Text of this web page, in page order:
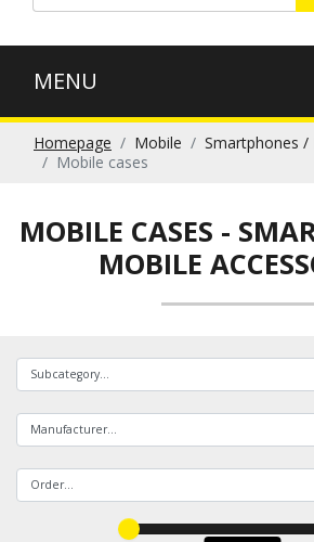
MENU
Homepage Mobile
Smartphones /
Mobile cases
MOBILE CASES -
MOBILE